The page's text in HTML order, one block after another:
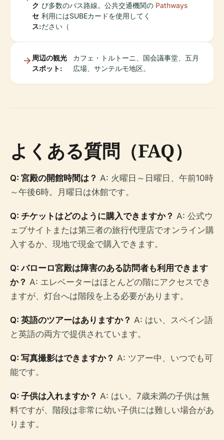
ク
セ
ス:
び多数のバス路線。公共交通機関の
利用にはSUBEカードを使用してく
ださい（
Pathways
周辺の観光
スポット:
カフェ・トルトーニ、国会議事堂、五月
広場、サンテルモ地区。
よくある質問（FAQ）
Q: 宮殿の開館時間は？ A: 火曜日～日曜日、午前10時
～午後6時。月曜日は休館です。
Q: チケットはどのように購入できますか？ A: 公式ウ
ェブサイトまたは第三者の旅行代理店でオンライン購
入するか、現地で現金で購入できます。
Q: バローロ宮殿は障害のある訪問者も利用できます
か？ A: エレベーターはほとんどの階にアクセスでき
ますが、灯台へは階段を上る必要があります。
Q: 英語のツアーはありますか？ A: はい、スペイン語
と英語の両方で提供されています。
Q: 写真撮影はできますか？ A: ツアー中、いつでも可
能です。
Q: 子供は入れますか？ A: はい。7歳未満の子供は無
料ですが、階段は非常に幼い子供には難しい場合があ
ります。